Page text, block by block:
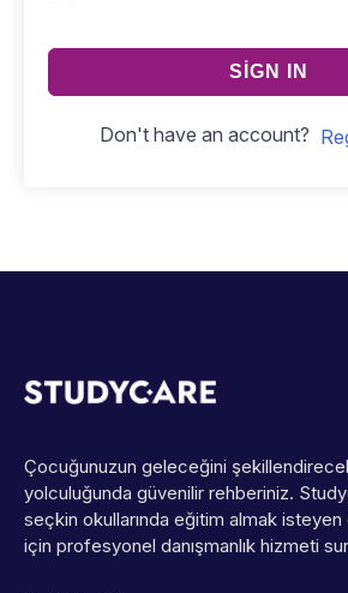
SIGN IN
Don't have an account?
Çocuğunuzun geleceğini
yolculuğunda güvenilir rehberiniz.
seçkin okullarında eğitim almak
için profesyonel danışmanlık hizmeti